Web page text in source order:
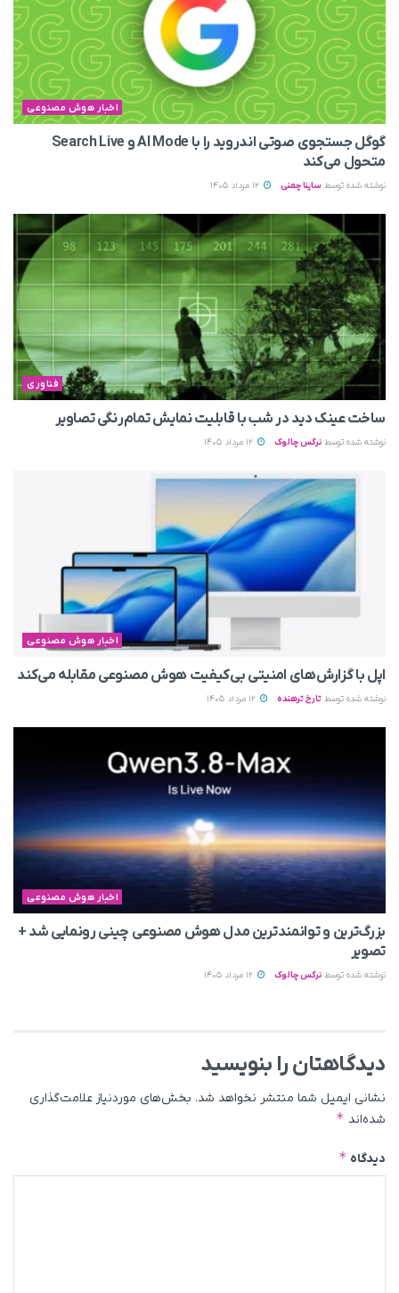
اخبار هوش مصنوعی
گوگل جستجوی صوتی اندروید را با AI Mode و Search Live
متحول می‌کند
نوشته شده توسط ساینا چمنی
فناوری
ساخت عینک دید در شب با قابلیت نمایش تمام‌رنگی تصاویر
نوشته شده توسط نرگس چالوک
اخبار هوش مصنوعی
اپل با گزارش‌های امنیتی بی‌کیفیت هوش مصنوعی مقابله می‌کند
نوشته شده توسط تارخ ترهنده
اخبار هوش مصنوعی
بزرگ‌ترین و توانمندترین مدل هوش مصنوعی چینی رونمایی شد +
تصویر
نوشته شده توسط نرگس چالوک
دیدگاهتان را بنویسید
نشانی ایمیل شما منتشر نخواهد شد. بخش‌های موردنیاز علامت‌گذاری
شده‌اند *
دیدگاه *